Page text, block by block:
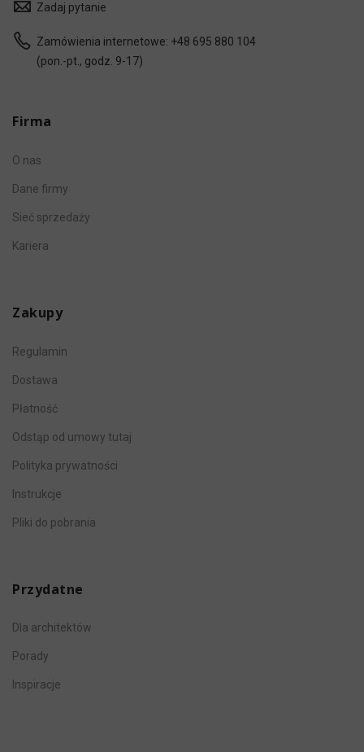
Zadaj pytanie
Zamówienia internetowe: +48 695 880 104
(pon.-pt., godz. 9-17)
Firma
O nas
Dane firmy
Sieć sprzedaży
Kariera
Zakupy
Regulamin
Dostawa
Płatność
Odstąp od umowy tutaj
Polityka prywatności
Instrukcje
Pliki do pobrania
Przydatne
Dla architektów
Porady
Inspiracje